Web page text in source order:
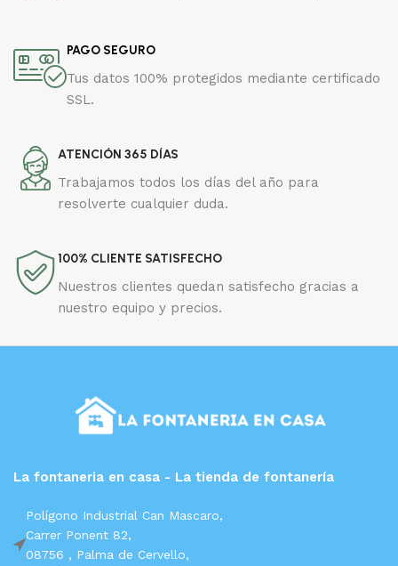
PAGO SEGURO
Tus datos 100% protegidos mediante certificado
SSL.
ATENCIÓN 365 DÍAS
Trabajamos todos los días del año para
resolverte cualquier duda.
100% CLIENTE SATISFECHO
Nuestros clientes quedan satisfecho gracias a
nuestro equipo y precios.
La fontaneria en casa - La tienda de fontanería
Polígono Industrial Can Mascaro,
Carrer Ponent 82,
08756 , Palma de Cervello,